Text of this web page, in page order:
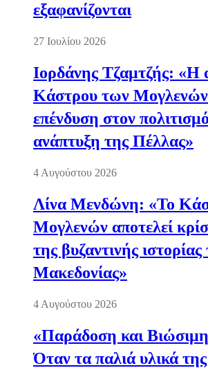
εξαφανίζονται
27 Ιουλίου 2026
Ιορδάνης Τζαμτζής: «Η
Κάστρου των Μογλενών
επένδυση στον
ανάπτυξη της Πέλλας»
4 Αυγούστου 2026
Λίνα Μενδώνη: «Το
Μογλενών αποτελεί
της βυζαντινής ιστορίας
Μακεδονίας»
4 Αυγούστου 2026
«Παράδοση και
Όταν τα παλιά υλικά